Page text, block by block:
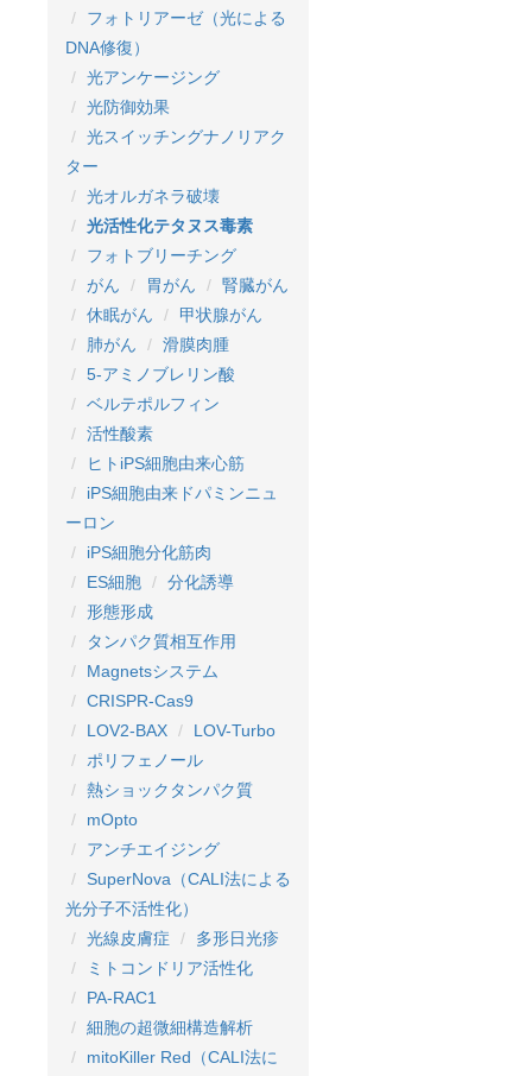
フォトリアーゼ（光による
DNA修復）
光アンケージング
光防御効果
光スイッチングナノリアク
ター
光オルガネラ破壊
光活性化テタヌス毒素
フォトブリーチング
がん
胃がん
腎臓がん
休眠がん
甲状腺がん
肺がん
滑膜肉腫
5-アミノブレリン酸
ベルテポルフィン
活性酸素
ヒトiPS細胞由来心筋
iPS細胞由来ドパミンニュ
ーロン
iPS細胞分化筋肉
ES細胞
分化誘導
形態形成
タンパク質相互作用
Magnetsシステム
CRISPR-Cas9
LOV2-BAX
LOV-Turbo
ポリフェノール
熱ショックタンパク質
mOpto
アンチエイジング
SuperNova（CALI法による
光分子不活性化）
光線皮膚症
多形日光疹
ミトコンドリア活性化
PA-RAC1
細胞の超微細構造解析
mitoKiller Red（CALI法に